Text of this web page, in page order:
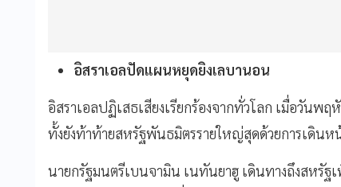
อิสราเอลปัดแผนหยุดยิงเลบานอน
อิสราเอลปฏิเสธเสียงเรียกร้องจากทั่วโลก เมื่อวัน
ทั้งยังท้าท้ายสหรัฐพันธมิตรรายใหญ่สุดด้วยการเดิน
นายกรัฐมนตรีเบนจามิน เนทันยาฮู เดินทางถึงสหรั